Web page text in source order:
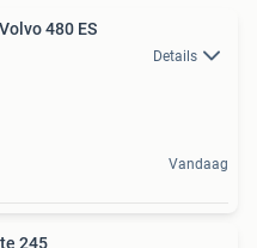
480 ES
Details
Vandaag
245